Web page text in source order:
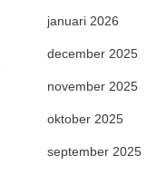
januari 2026
december 2025
november 2025
oktober 2025
september 2025